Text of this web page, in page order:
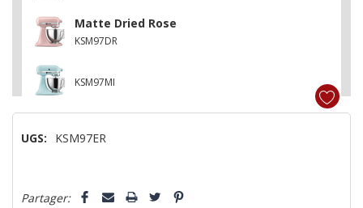
Matte Dried Rose
KSM97DR
KSM97MI
UGS: KSM97ER
vous!
Partager: